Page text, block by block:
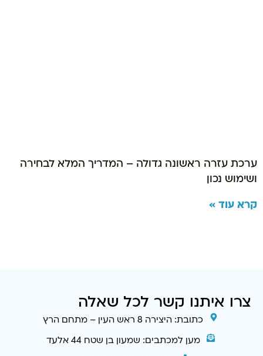
ערכת עזרה ראשונה גדולה – המדריך המלא לבחירה
ושימוש נכון
קרא עוד »
צרו איתנו קשר לכל שאלה
כתובת: היצירה 8 ראש העין – מתחם הרץ
מען למכתבים: שמעון בן שטח 44 אלעד